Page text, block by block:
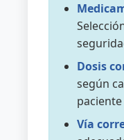
Dosis
según
paciente
Vía